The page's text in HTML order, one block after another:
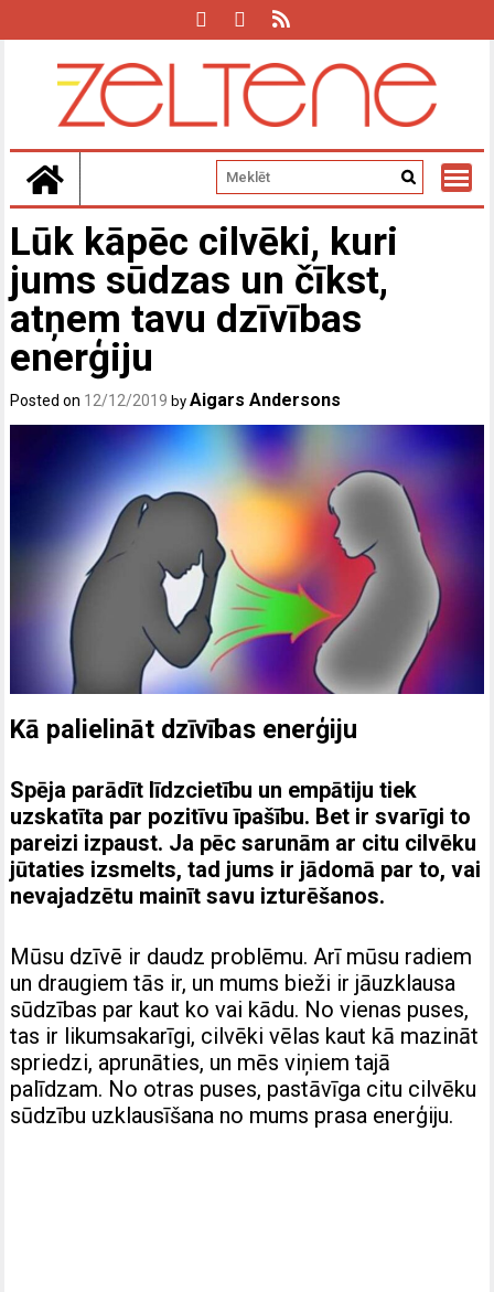
Lūk kāpēc cilvēki, kuri
jums sūdzas un čīkst,
atņem tavu dzīvības
enerģiju
Posted on 12/12/2019 byAigars Andersons
Kā palielināt dzīvības enerģiju
Spēja parādīt līdzcietību un empātiju tiek
uzskatīta par pozitīvu īpašību. Bet ir svarīgi to
pareizi izpaust. Ja pēc sarunām ar citu cilvēku
jūtaties izsmelts, tad jums ir jādomā par to, vai
nevajadzētu mainīt savu izturēšanos.
Mūsu dzīvē ir daudz problēmu. Arī mūsu radiem
un draugiem tās ir, un mums bieži ir jāuzklausa
sūdzības par kaut ko vai kādu. No vienas puses,
tas ir likumsakarīgi, cilvēki vēlas kaut kā mazināt
spriedzi, aprunāties, un mēs viņiem tajā
palīdzam. No otras puses, pastāvīga citu cilvēku
sūdzību uzklausīšana no mums prasa enerģiju.